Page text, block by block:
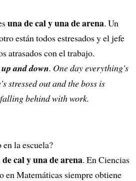
una de cal y una de arena. Un
están todos estresados y el jefe
atrasados con el trabajo.
up and down. One day everything's
stressed out and the boss is
behind with work.
la escuela?
cal y una de arena. En Ciencias
en Matemáticas siempre obtiene